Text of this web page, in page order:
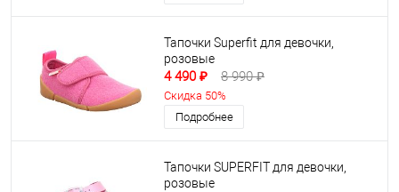
Тапочки Superfit для девочки,
розовые
4 490 ₽ 8 990 ₽
Скидка 50%
Подробнее
Тапочки SUPERFIT для девочки,
розовые